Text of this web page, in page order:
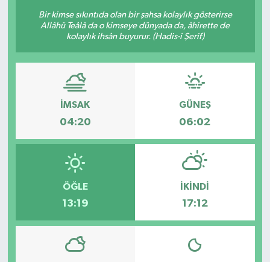
Bir kimse sıkıntıda olan bir şahsa kolaylık gösterirse
Allâhü Teâlâ da o kimseye dünyada da, âhirette de
kolaylık ihsân buyurur. (Hadis-i Şerif)
İMSAK
04:20
GÜNEŞ
06:02
ÖĞLE
13:19
İKINDI
17:12